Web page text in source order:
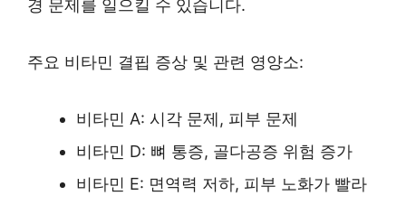
경 문제를 일으킬 수 있습니다.
주요 비타민 결핍 증상 및 관련 영양소:
비타민 A: 시각 문제, 피부 문제
비타민 D: 뼈 통증, 골다공증 위험 증가
비타민 E: 면역력 저하, 피부 노화가 빨라